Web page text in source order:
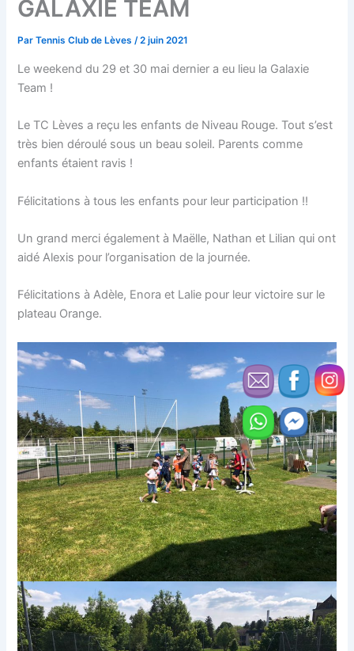
GALAXIE TEAM
ParTennis Club de Lèves/2 juin 2021
Le weekend du 29 et 30 mai dernier a eu lieu la Galaxie
Team !
Le TC Lèves a reçu les enfants de Niveau Rouge. Tout s’est
très bien déroulé sous un beau soleil. Parents comme
enfants étaient ravis !
Félicitations à tous les enfants pour leur participation !!
Un grand merci également à Maëlle, Nathan et Lilian qui ont
aidé Alexis pour l’organisation de la journée.
Félicitations à Adèle, Enora et Lalie pour leur victoire sur le
plateau Orange.